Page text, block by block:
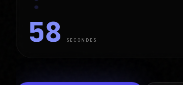
55 SECONDES